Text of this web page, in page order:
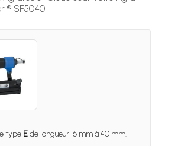
® SF5040
type Ede longueur 16 mm à 40 mm.